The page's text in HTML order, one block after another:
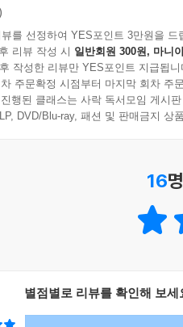
기술 투자가 아닙니다. 성공적
터 관리의 중요성을 인식하고,
분명 많은 가능성과 혜택을 가
화, 오진 시 책임 소재의 명확
다 더 빠른 속도로 교육 현장에
의 도움을 받아 기존보다 더 빠
발전하면 감독의 자리를 뺏을
리드한다”
빅데이터를 통해 새로운 기회
에 발맞춰 나가고 있음을 보여
소로 떠오르고 있으며, 철강 산
는 우리가 더 오래, 건강하게
를 선정하여 YES포인트 3만원을 드
리뷰 작성 시 일반회원 300원, 마니
작성한 리뷰만 YES포인트 지급됩니
주문확정 시점부터 마지막 회차 주
행된 클래스는 사락 독서모임 게시
DVD/Blu-ray, 패션 및 판매금지 상
16
별점별로 리뷰를 확인해 보세